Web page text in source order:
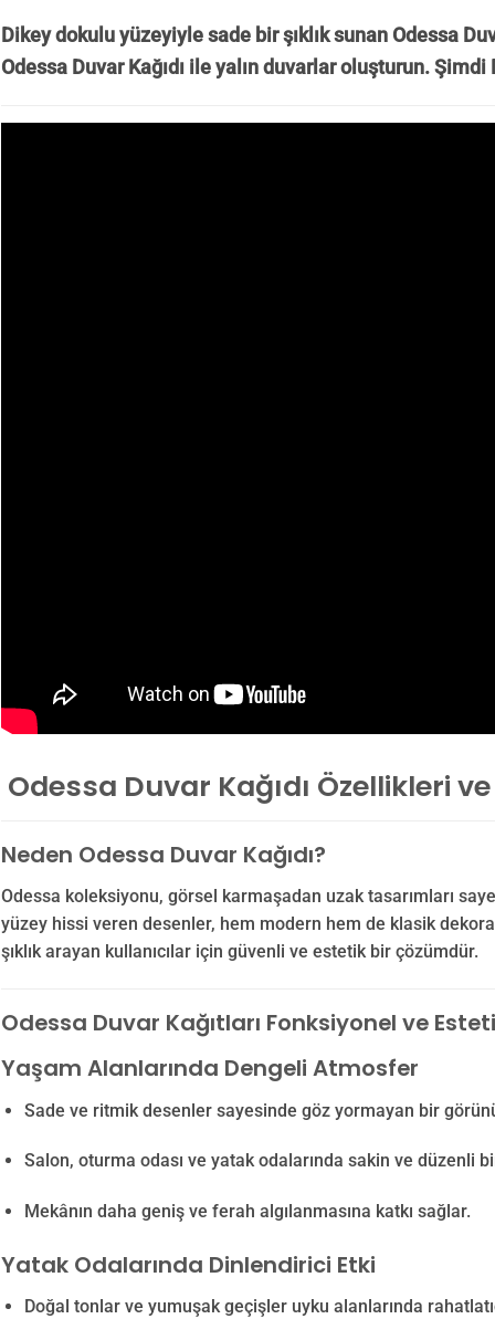
Dikey dokulu yüzeyiyle sade bir şıklık sunan Odessa
Odessa Duvar Kağıdı ile yalın duvarlar oluşturun. Şimdi
Odessa Duvar Kağıdı Özellikleri
Neden Odessa Duvar Kağıdı?
Odessa koleksiyonu, görsel karmaşadan uzak tasarımları
yüzey hissi veren desenler, hem modern hem de klasik
şıklık arayan kullanıcılar için güvenli ve estetik bir çözümdür.
Odessa Duvar Kağıtları Fonksiyonel ve
Yaşam Alanlarında Dengeli Atmosfer
Sade ve ritmik desenler sayesinde göz yormayan bir
Salon, oturma odası ve yatak odalarında sakin ve düzenli
Mekânın daha geniş ve ferah algılanmasına katkı sağlar.
Yatak Odalarında Dinlendirici Etki
Doğal tonlar ve yumuşak geçişler uyku alanlarında